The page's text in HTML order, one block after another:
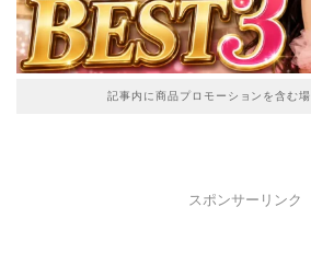
記事内に商品プロモーションを含む
スポンサーリンク